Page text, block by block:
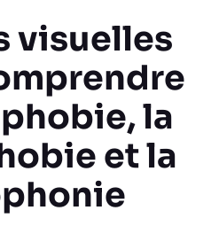
visuelles
la
et la